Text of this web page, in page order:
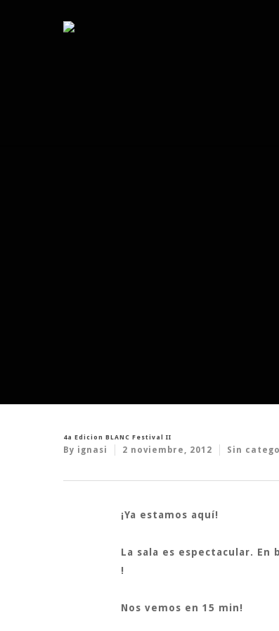
4a Edicion BLANC Festival II
By ignasi 2 noviembre, 2012 Sin
¡Ya estamos aquí!
La sala es espectacular. En
!
Nos vemos en 15 min!